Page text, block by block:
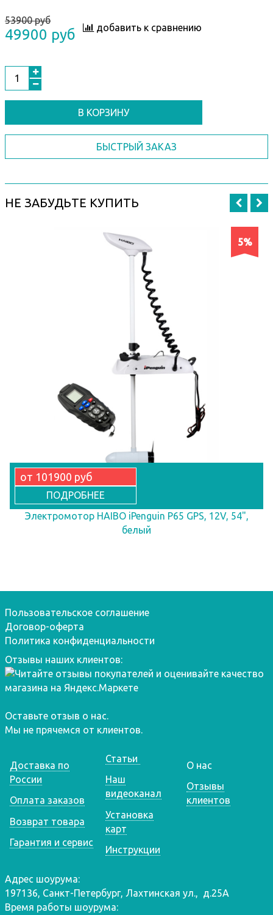
53900 руб
49900 руб добавить к сравнению
В КОРЗИНУ
БЫСТРЫЙ ЗАКАЗ
НЕ ЗАБУДЬТЕ КУПИТЬ
5%
от 101900 руб
ПОДРОБНЕЕ
Электромотор HAIBO iPenguin P65 GPS, 12V, 54",
белый
Пользовательское соглашение
Договор-оферта
Политика конфиденциальности
Отзывы наших клиентов:
Оставьте отзыв о нас.
Мы не прячемся от клиентов.
Доставка по
России
Оплата заказов
Возврат товара
Гарантия и сервис
Статьи
Наш
видеоканал
Установка
карт
Инструкции
О нас
Отзывы
клиентов
Адрес шоурума:
197136, Санкт-Петербург, Лахтинская ул., д.25А
Время работы шоурума: